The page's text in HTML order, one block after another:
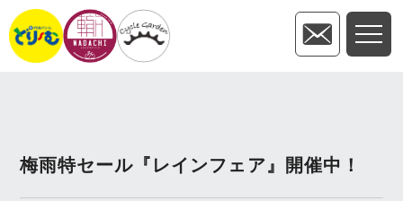
梅雨特セール『レインフェア』開催中！